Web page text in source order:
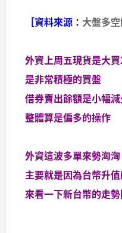
［資料來源： 大盤多
外資上周五現貨是大
是非常積極的買盤
借券賣出餘額是小幅
整體算是偏多的操作
外資這波多單來勢洶洶
主要就是因為台幣升
來看一下新台幣的走